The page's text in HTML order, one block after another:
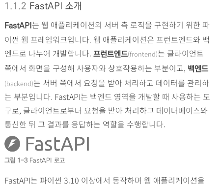
u
s
1.1.2 FastAPI 소개
FastAPI 는 웹 애플리케이션의 서버 측 로직을 구현하기 위한 파
이썬 웹 프레임워크입니다. 웹 애플리케이션은 프런트엔드와 백
엔드로 나누어 개발합니다. 프런트엔드(frontend)는 클라이언트
쪽에서 화면을 구성해 사용자와 상호작용하는 부분이고, 백엔드
(backend)는 서버 쪽에서 요청을 받아 처리하고 데이터를 관리하
는 부분입니다. FastAPI는 백엔드 영역을 개발할 때 사용하는 도
구로, 클라이언트로부터 요청을 받아 처리하고 데이터베이스와
통신한 뒤 그 결과를 응답하는 역할을 수행합니다.
그림 1-3FastAPI 로고
FastAPI는 파이썬 3.10 이상에서 동작하며 웹 애플리케이션을